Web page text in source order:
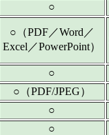
○
○（PDF／Word／
Excel／PowerPoint）
○
○（PDF/JPEG）
○
○